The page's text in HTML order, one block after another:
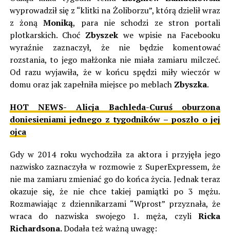
wyprowadził się z “klitki na Żoliborzu”, którą dzielił wraz
z żonąMoniką, para nie schodzi ze stron portali
plotkarskich. Choć Zbyszek we wpisie na Facebooku
wyraźnie zaznaczył, że nie będzie komentować
rozstania, to jego małżonka nie miała zamiaru milczeć.
Od razu wyjawiła, że w końcu spędzi miły wieczór w
domu oraz jak zapełniła miejsce po meblach Zbyszka.
HOT NEWS- Alicja Bachleda-Curuś oburzona
doniesieniami jednego z tygodników – poszło o jej
ojca
Gdy w 2014 roku wychodziła za aktora i przyjęła jego
nazwisko zaznaczyła w rozmowie z SuperExpressem, że
nie ma zamiaru zmieniać go do końca życia. Jednak teraz
okazuje się, że nie chce takiej pamiątki po 3 mężu.
Rozmawiając z dziennikarzami “Wprost” przyznała, że
wraca do nazwiska swojego 1. męża, czyliRicka
Richardsona.Dodała też ważną uwagę: